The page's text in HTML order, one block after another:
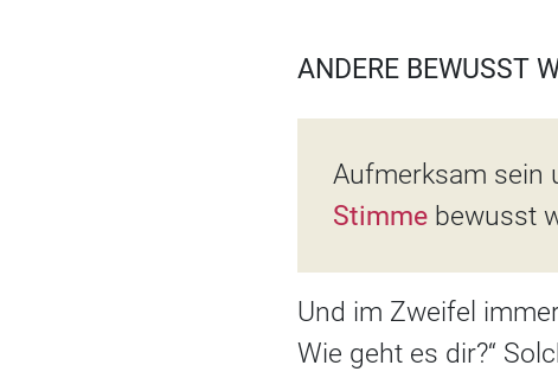
ANDERE BEWUSST
Aufmerksam sein
Stimme bewusst
Und im Zweifel
Wie geht es dir?“